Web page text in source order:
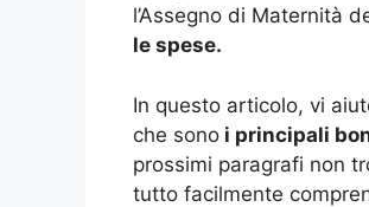
l’Assegno di Maternità
le spese.
In questo articolo, vi
che sono i principali
prossimi paragrafi non
tutto facilmente